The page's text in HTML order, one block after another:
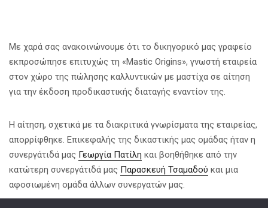
Με χαρά σας ανακοινώνουμε ότι το δικηγορικό μας γραφείο
εκπροσώπησε επιτυχώς τη «Mastic Origins», γνωστή εταιρεία
στον χώρο της πώλησης καλλυντικών με μαστίχα σε αίτηση
για την έκδοση προδικαστικής διαταγής εναντίον της.
Η αίτηση, σχετικά με τα διακριτικά γνωρίσματα της εταιρείας,
απορρίφθηκε. Επικεφαλής της δικαστικής μας ομάδας ήταν η
συνεργάτιδά μας Γεωργία Πατίλη και βοηθήθηκε από την
κατώτερη συνεργάτιδά μας Παρασκευή Τσαμαδού και μια
αφοσιωμένη ομάδα άλλων συνεργατών μας.